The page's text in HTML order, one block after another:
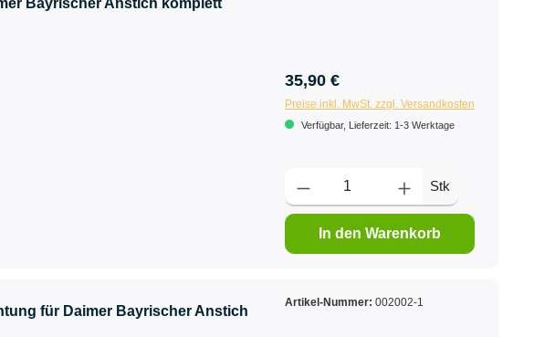
35,90 €
Preise inkl. MwSt. zzgl. Versandkosten
Verfügbar, Lieferzeit: 1-3 Werktage
Stk
In den Warenkorb
für Daimer Bayrischer Anstich
Artikel-Nummer: 002002-1